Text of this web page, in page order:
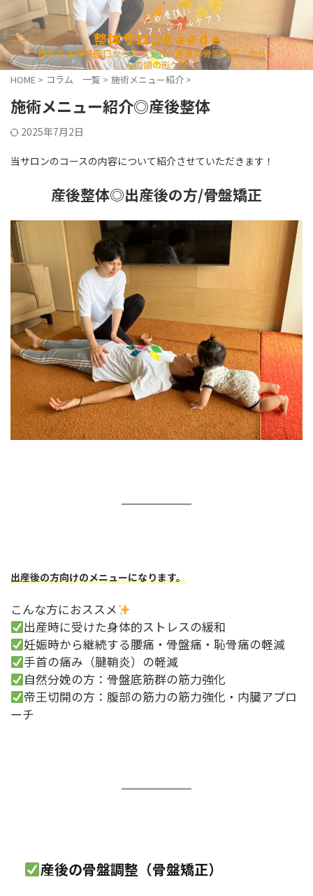
整体サロンk a e d e
西宮市JR甲子園口から徒歩１分 産後の骨盤矯正・赤ちゃ
んの頭の形ケア
HOME > コラム 一覧 > 施術メニュー紹介 >
施術メニュー紹介◎産後整体
2025年7月2日
当サロンのコースの内容について紹介させていただきます！
産後整体◎出産後の方/骨盤矯正
出産後の方向けのメニューになります。
こんな方におススメ
出産時に受けた身体的ストレスの緩和
妊娠時から継続する腰痛・骨盤痛・恥骨痛の軽減
手首の痛み（腱鞘炎）の軽減
自然分娩の方：骨盤底筋群の筋力強化
帝王切開の方：腹部の筋力の筋力強化・内臓アプロ
ーチ
産後の骨盤調整（骨盤矯正）